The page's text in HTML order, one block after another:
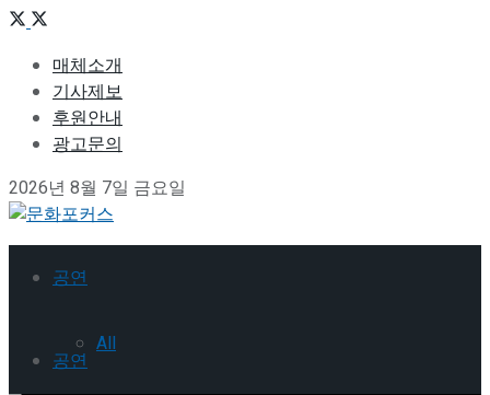
매체소개
기사제보
후원안내
광고문의
2026년 8월 7일 금요일
공연
All
공연